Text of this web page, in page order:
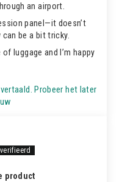
an airport.
panel—it doesn’t
be a bit tricky.
luggage and I’m happy
Probeer het later
product